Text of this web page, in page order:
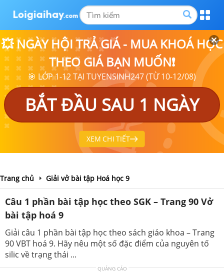
💥 NGÀY HỘI TRẢ GIÁ - MUA KHOÁ HỌC
THEO GIÁ BẠN MUỐN❗
🎯 LỚP 1-12 TẠI TUYENSINH247 (TỪ 10-12/08)
BẮT ĐẦU SAU 1 NGÀY
XEM CHI TIẾT
Trang chủ Giải vở bài tập Hoá học 9
Câu 1 phần bài tập học theo SGK – Trang 90 Vở
bài tập hoá 9
Giải câu 1 phần bài tập học theo sách giáo khoa – Trang
90 VBT hoá 9. Hãy nêu một số đặc điểm của nguyên tố
silic về trạng thái ...
QUẢNG CÁO